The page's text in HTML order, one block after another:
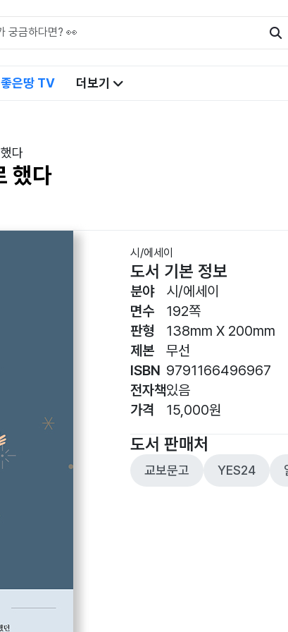
좋은땅 TV 더보기
다
했다
시/에세이
도서 기본 정보
분야
면수
판형
제본
ISBN
전자책
가격
시/에세이
192쪽
138mm X 200mm
무선
9791166496967
있음
15,000원
도서 판매처
교보문고 YES24